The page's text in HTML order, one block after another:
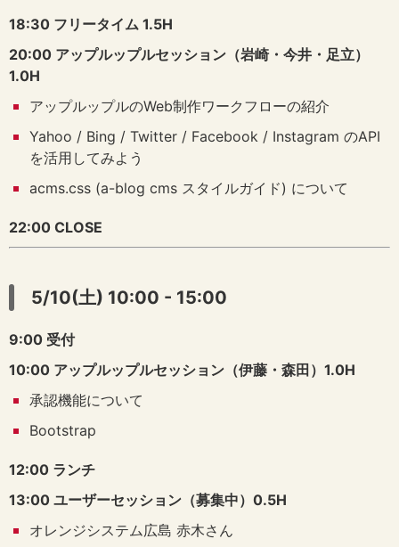
18:30 フリータイム 1.5H
20:00 アップルップルセッション（岩崎・今井・足立）
1.0H
アップルップルのWeb制作ワークフローの紹介
Yahoo / Bing / Twitter / Facebook / Instagram のAPI
を活用してみよう
acms.css (a-blog cms スタイルガイド) について
22:00 CLOSE
5/10(土) 10:00 - 15:00
9:00 受付
10:00 アップルップルセッション（伊藤・森田）1.0H
承認機能について
Bootstrap
12:00 ランチ
13:00 ユーザーセッション（募集中）0.5H
オレンジシステム広島 赤木さん